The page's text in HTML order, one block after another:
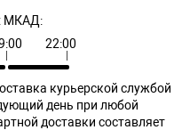
МКАД:
22:00
курьерской службой
день при любой
доставки составляет